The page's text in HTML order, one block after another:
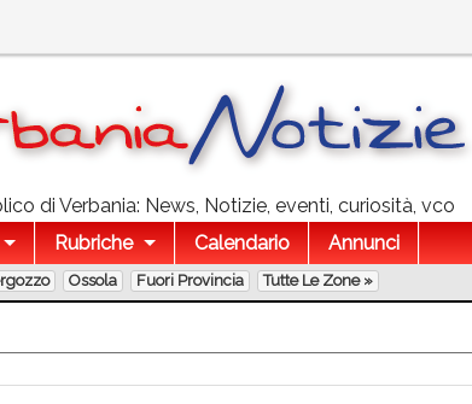
di Verbania: News, Notizie, eventi, curiosità, vco
Rubriche Calendario Annunci
Ossola Fuori Provincia Tutte Le Zone »